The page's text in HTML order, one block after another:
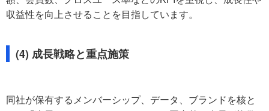
収益性を向上させることを目指しています。
(4) 成長戦略と重点施策
同社が保有するメンバーシップ、データ、ブランドを核と